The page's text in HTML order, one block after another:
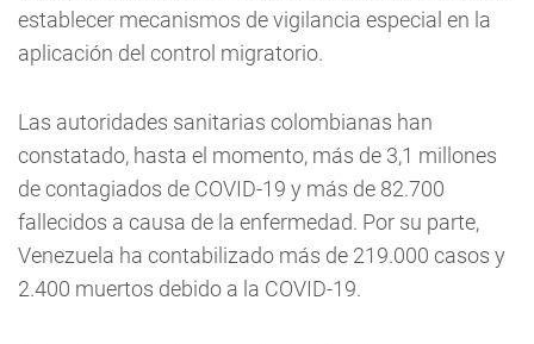
establecer mecanismos de vigilancia especial en la
aplicación del control migratorio.
Las autoridades sanitarias colombianas han
constatado, hasta el momento, más de 3,1 millones
de contagiados de COVID-19 y más de 82.700
fallecidos a causa de la enfermedad. Por su parte,
Venezuela ha contabilizado más de 219.000 casos y
2.400 muertos debido a la COVID-19.